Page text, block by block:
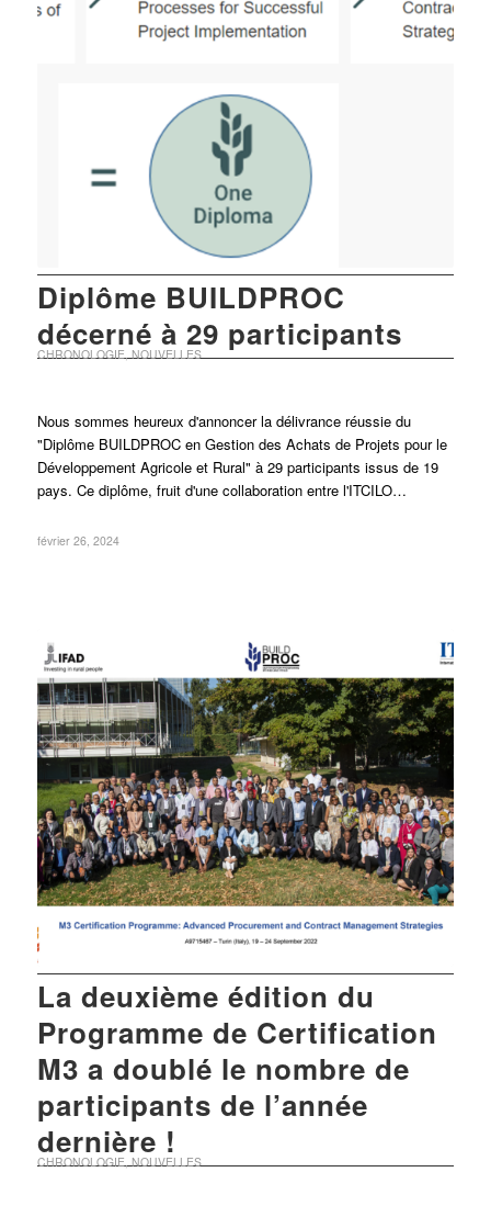
Diplôme BUILDPROC
décerné à 29 participants
CHRONOLOGIE,NOUVELLES
Nous sommes heureux d'annoncer la délivrance réussie du
"Diplôme BUILDPROC en Gestion des Achats de Projets pour le
Développement Agricole et Rural" à 29 participants issus de 19
pays. Ce diplôme, fruit d'une collaboration entre l'ITCILO…
février 26, 2024
La deuxième édition du
Programme de Certification
M3 a doublé le nombre de
participants de l’année
dernière !
CHRONOLOGIE NOUVELLES